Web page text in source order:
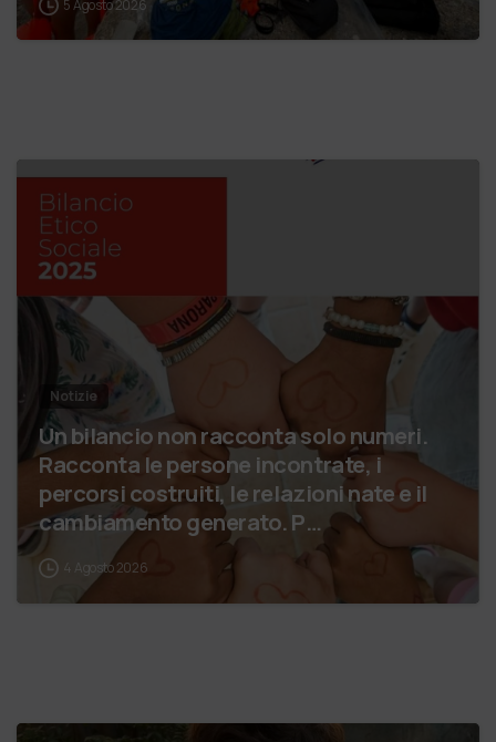
5 Agosto 2026
Notizie
Un bilancio non racconta solo numeri.
Racconta le persone incontrate, i
percorsi costruiti, le relazioni nate e il
cambiamento generato. P…
4 Agosto 2026